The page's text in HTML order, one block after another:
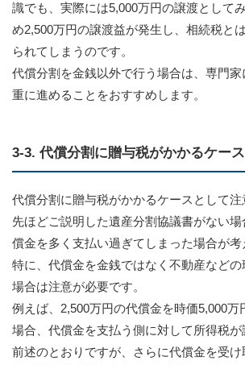
識でも、実際には5,000万円の譲渡として
め2,500万円の譲渡益が発生し、相続税と
られてしまうのです。
代償分割を金銭以外で行う場合は、専門
重に進めることをおすすめします。
3-3. 代償分割に贈与税がかかるケース
代償分割に贈与税がかかるケースとして注
先ほどご説明した遺産分割協議書がない
償金を多く支払い過ぎてしまった場合が考
特に、代償金を金銭ではなく不動産などの
場合は注意が必要です。
例えば、2,500万円の代償金を時価5,000万
場合、代償金を支払う側に対して所得税
前述のとおりですが、さらに代償金を受